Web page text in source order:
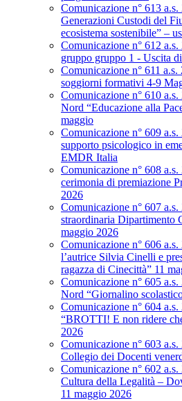
Comunicazione n° 613
Generazioni Custodi del
ecosistema sostenibile” –
Comunicazione n° 612
gruppo gruppo 1 - Uscita
Comunicazione n° 611 a.s.
soggiorni formativi 4-9
Comunicazione n° 610
Nord “Educazione alla
maggio
Comunicazione n° 609
supporto psicologico in
EMDR Italia
Comunicazione n° 608
cerimonia di premiazione
2026
Comunicazione n° 607
straordinaria Dipartimento
maggio 2026
Comunicazione n° 606
l’autrice Silvia Cinelli e
ragazza di Cinecittà” 11
Comunicazione n° 605
Nord “Giornalino
Comunicazione n° 604
“BROTTI! E non ridere
2026
Comunicazione n° 603
Collegio dei Docenti
Comunicazione n° 602
Cultura della Legalità –
11 maggio 2026